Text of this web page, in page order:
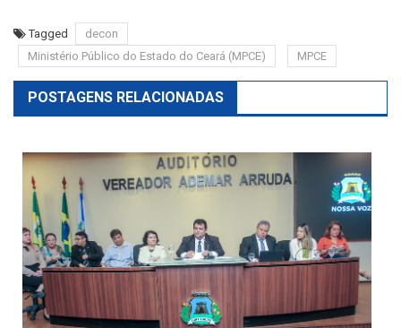
Tagged
decon
Ministério Público do Estado do Ceará (MPCE)
MPCE
POSTAGENS RELACIONADAS